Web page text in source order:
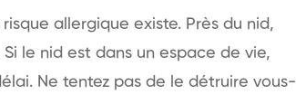
allergique existe. Près du nid,
le nid est dans un espace de vie,
Ne tentez pas de le détruire vous-